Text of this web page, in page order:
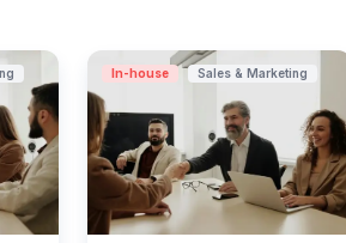
In-house Sales & Marketing